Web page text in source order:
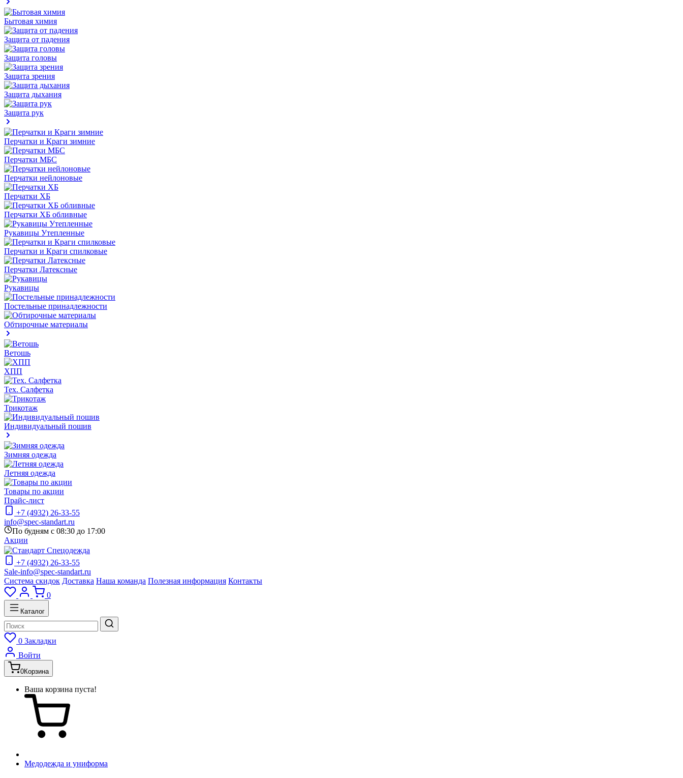
Бытовая химия
Защита от падения
Защита головы
Защита зрения
Защита дыхания
Защита рук
Перчатки и Краги зимние
Перчатки МБС
Перчатки нейлоновые
Перчатки ХБ
Перчатки ХБ обливные
Рукавицы Утепленные
Перчатки и Краги спилковые
Перчатки Латексные
Рукавицы
Постельные принадлежности
Обтирочные материалы
Ветошь
ХПП
Тех. Салфетка
Трикотаж
Индивидуальный пошив
Зимняя одежда
Летняя одежда
Товары по акции
Прайс-лист
+7 (4932) 26-33-55
info@spec-standart.ru
По будням с 08:30 до 17:00
Акции
+7 (4932) 26-33-55
Sale-info@spec-standart.ru
Система скидок Доставка Наша команда Полезная информация Контакты
0
Каталог
0 Закладки
Войти
0Корзина
Ваша корзина пуста!
Медодежда и униформа